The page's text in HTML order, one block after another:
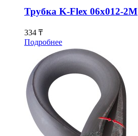
Трубка K-Flex 06х012-2М
334 ₸
Подробнее